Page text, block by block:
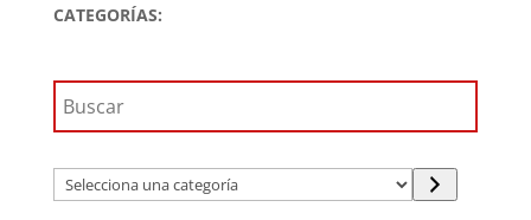
CATEGORÍAS:
Selecciona
una